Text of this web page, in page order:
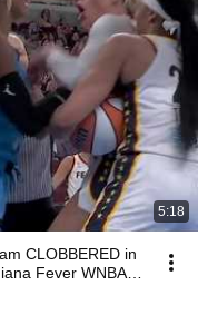
5:18
CLOBBERED in
Fever WNBA